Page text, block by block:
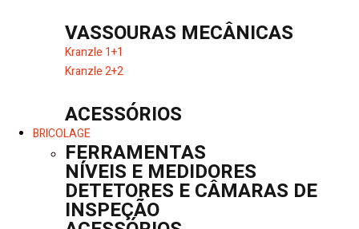
VASSOURAS MECÂNICAS
Kranzle 1+1
Kranzle 2+2
ACESSÓRIOS
BRICOLAGE
FERRAMENTAS
NÍVEIS E MEDIDORES
DETETORES E CÂMARAS DE
INSPEÇÃO